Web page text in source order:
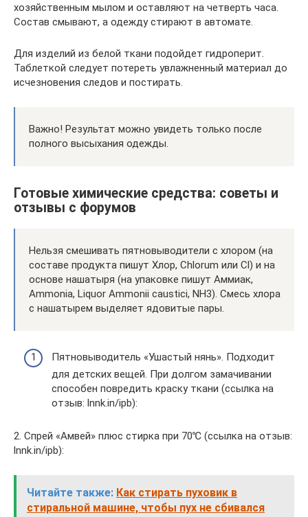
хозяйственным мылом и оставляют на четверть часа.
Состав смывают, а одежду стирают в автомате.
Для изделий из белой ткани подойдет гидроперит.
Таблеткой следует потереть увлажненный материал до
исчезновения следов и постирать.
Важно! Результат можно увидеть только после
полного высыхания одежды.
Готовые химические средства: советы и
отзывы с форумов
Нельзя смешивать пятновыводители с хлором (на
составе продукта пишут Хлор, Chlorum или Cl) и на
основе нашатыря (на упаковке пишут Аммиак,
Ammonia, Liquor Ammonii caustici, NH3). Смесь хлора
с нашатырем выделяет ядовитые пары.
Пятновыводитель «Ушастый нянь». Подходит
для детских вещей. При долгом замачивании
способен повредить краску ткани (ссылка на
отзыв: lnnk.in/ipb):
2. Спрей «Амвей» плюс стирка при 70℃ (ссылка на отзыв:
lnnk.in/ipb):
Читайте также: Как стирать пуховик в
стиральной машине, чтобы пух не сбивался